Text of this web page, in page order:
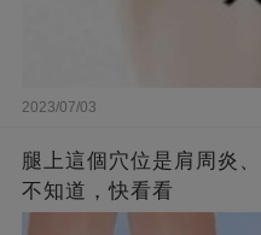
2023/07/03
腿上這個穴位是肩周炎
不知道，快看看